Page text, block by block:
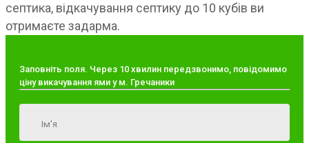
септика, відкачування септику до 10 кубів ви
отримаєте задарма.
Заповніть поля. Через 10 хвилин передзвонимо, повідомимо
ціну викачування ями у м. Гречаники